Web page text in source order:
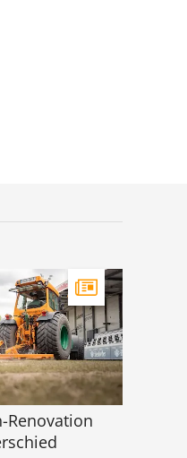
Renovation